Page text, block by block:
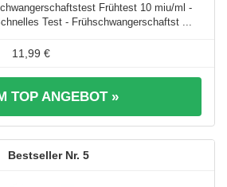
Frühtest 10 miu/ml -
Test - Frühschwangerschaftst ...
11,99 €
TOP ANGEBOT »
5